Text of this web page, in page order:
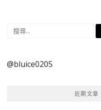
搜
鍵
@bluice0205
近期文章